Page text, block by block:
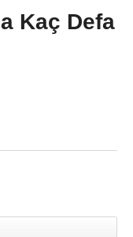
Kaç Defa